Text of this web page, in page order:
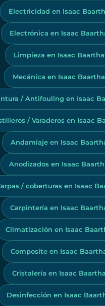
Electricidad en Isaac
Electrónica en Isaac
Limpieza en Isaac
Mecánica en Isaac
/ Antifouling en Isaac
/ Varaderos en Isaac
Andamiaje en Isaac
Anodizados en Isaac
/ coberturas en Isaac
Carpintería en Isaac
Climatización en Isaac
Composite en Isaac
Cristalería en Isaac
Desinfección en Isaac